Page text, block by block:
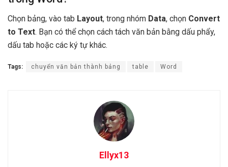
Chọn bảng, vào tab Layout, trong nhóm Data, chọn Convert
to Text. Bạn có thể chọn cách tách văn bản bằng dấu phẩy,
dấu tab hoặc các ký tự khác.
Tags: chuyển văn bản thành bảng table Word
Ellyx13